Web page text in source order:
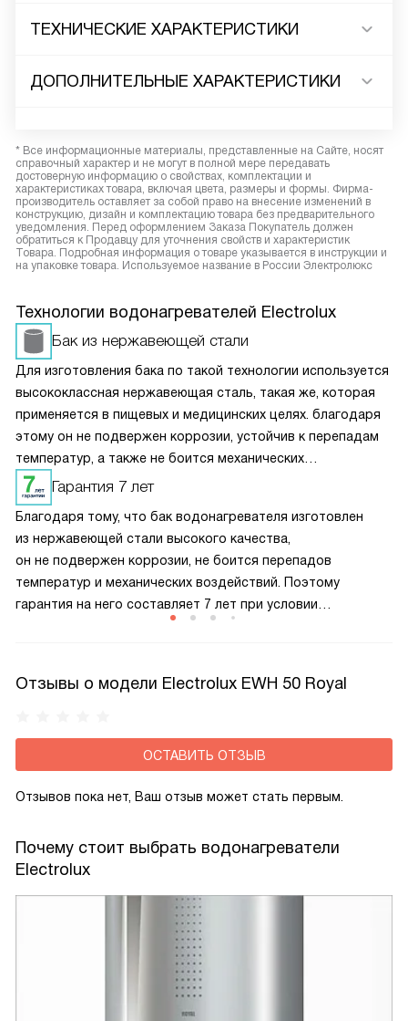
ТЕХНИЧЕСКИЕ ХАРАКТЕРИСТИКИ
ДОПОЛНИТЕЛЬНЫЕ ХАРАКТЕРИСТИКИ
* Все информационные материалы, представленные на Сайте, носят
справочный характер и не могут в полной мере передавать
достоверную информацию о свойствах, комплектации и
характеристиках товара, включая цвета, размеры и формы. Фирма-
производитель оставляет за собой право на внесение изменений в
конструкцию, дизайн и комплектацию товара без предварительного
уведомления. Перед оформлением Заказа Покупатель должен
обратиться к Продавцу для уточнения свойств и характеристик
Товара. Подробная информация о товаре указывается в инструкции и
на упаковке товара. Используемое название в России Электролюкс
Технологии водонагревателей Electrolux
Бак из нержавеющей стали
Для изготовления бака по такой технологии используется
высококлассная нержавеющая сталь, такая же, которая
применяется в пищевых и медицинских целях. благодаря
этому он не подвержен коррозии, устойчив к перепадам
температур, а также не боится механических
воздействий. то позволило продлить срок службы
прибора и усилить его надежность.
Гарантия 7 лет
Благодаря тому, что бак водонагревателя изготовлен
из нержавеющей стали высокого качества,
он не подвержен коррозии, не боится перепадов
температур и механических воздействий. Поэтому
гарантия на него составляет 7 лет при условии
Отзывы о модели Electrolux EWH 50 Royal
ОСТАВИТЬ ОТЗЫВ
Отзывов пока нет, Ваш отзыв может стать первым.
Почему стоит выбрать водонагреватели
Electrolux